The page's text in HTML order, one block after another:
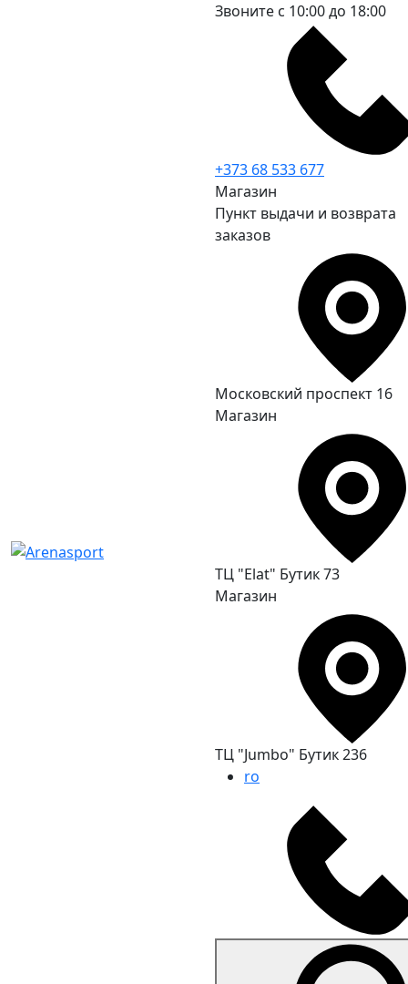
Звоните с 10:00 до 18:00
+373 68 533 677
Магазин
Пункт выдачи и возврата
заказов
Московский проспект 16
Магазин
ТЦ "Elat" Бутик 73
Магазин
ТЦ "Jumbo" Бутик 236
ro